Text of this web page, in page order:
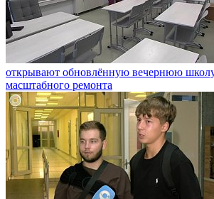
открывают обновлённую вечернюю
масштабного ремонта